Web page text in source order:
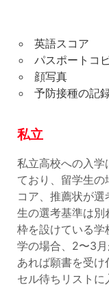
英語スコア
パスポートコ
顔写真
予防接種の記
私立
私立高校への入
ており、留学生
コア、推薦状が
生の選考基準は別
枠を設けている学
学の場合、2〜3
あれば願書を受
セル待ちリスト